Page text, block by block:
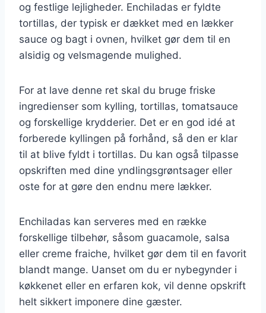
og festlige lejligheder. Enchiladas er fyldte
tortillas, der typisk er dækket med en lækker
sauce og bagt i ovnen, hvilket gør dem til en
alsidig og velsmagende mulighed.
For at lave denne ret skal du bruge friske
ingredienser som kylling, tortillas, tomatsauce
og forskellige krydderier. Det er en god idé at
forberede kyllingen på forhånd, så den er klar
til at blive fyldt i tortillas. Du kan også tilpasse
opskriften med dine yndlingsgrøntsager eller
oste for at gøre den endnu mere lækker.
Enchiladas kan serveres med en række
forskellige tilbehør, såsom guacamole, salsa
eller creme fraiche, hvilket gør dem til en favorit
blandt mange. Uanset om du er nybegynder i
køkkenet eller en erfaren kok, vil denne opskrift
helt sikkert imponere dine gæster.